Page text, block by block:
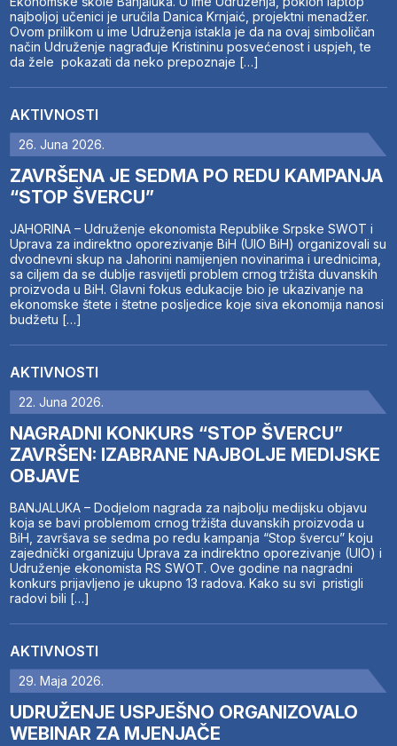
najboljoj učenici je uručila Danica Krnjaić, projektni menadžer.
Ovom prilikom u ime Udruženja istakla je da na ovaj simboličan
način Udruženje nagrađuje Kristininu posvećenost i uspjeh, te
da žele pokazati da neko prepoznaje […]
AKTIVNOSTI
26. Juna 2026.
ZAVRŠENA JE SEDMA PO REDU KAMPANJA
“STOP ŠVERCU”
JAHORINA – Udruženje ekonomista Republike Srpske SWOT i
Uprava za indirektno oporezivanje BiH (UIO BiH) organizovali su
dvodnevni skup na Jahorini namijenjen novinarima i urednicima,
sa ciljem da se dublje rasvijetli problem crnog tržišta duvanskih
proizvoda u BiH. Glavni fokus edukacije bio je ukazivanje na
ekonomske štete i štetne posljedice koje siva ekonomija nanosi
budžetu […]
AKTIVNOSTI
22. Juna 2026.
NAGRADNI KONKURS “STOP ŠVERCU”
ZAVRŠEN: IZABRANE NAJBOLJE MEDIJSKE
OBJAVE
BANJALUKA – Dodjelom nagrada za najbolju medijsku objavu
koja se bavi problemom crnog tržišta duvanskih proizvoda u
BiH, završava se sedma po redu kampanja “Stop švercu” koju
zajednički organizuju Uprava za indirektno oporezivanje (UIO) i
Udruženje ekonomista RS SWOT. Ove godine na nagradni
konkurs prijavljeno je ukupno 13 radova. Kako su svi pristigli
radovi bili […]
AKTIVNOSTI
29. Maja 2026.
UDRUŽENJE USPJEŠNO ORGANIZOVALO
WEBINAR ZA MJENJAČE